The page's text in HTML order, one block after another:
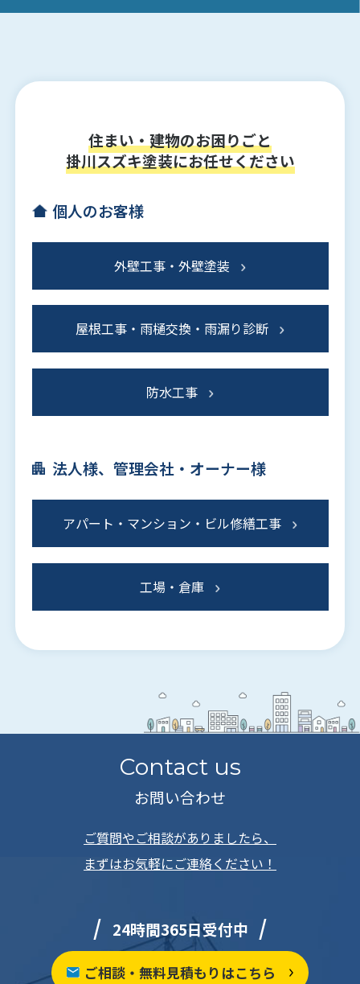
住まい・建物のお困りごと
掛川スズキ塗装にお任せください
個人のお客様
外壁工事・外壁塗装
屋根工事・雨樋交換・雨漏り診断
防水工事
法人様、管理会社・オーナー様
アパート・マンション・ビル修繕工事
工場・倉庫
Contact us
お問い合わせ
ご質問やご相談がありましたら、
まずはお気軽にご連絡ください！
24時間365日受付中
ご相談・無料見積もりはこちら